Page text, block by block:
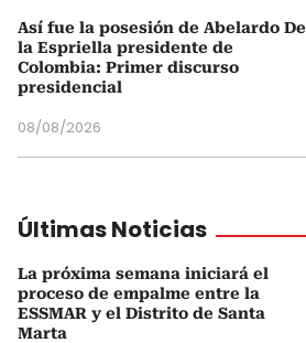
Así fue la posesión de Abelardo De
la Espriella presidente de
Colombia: Primer discurso
presidencial
08/08/2026
Últimas Noticias
La próxima semana iniciará el
proceso de empalme entre la
ESSMAR y el Distrito de Santa
Marta